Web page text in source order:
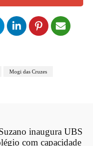
Mogi das Cruzes
inaugura UBS
com capacidade